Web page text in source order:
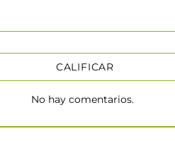
CALIFICAR
No hay comentarios.